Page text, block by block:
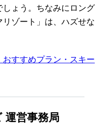
ょう。ちなみにロング
ゾート」は、ハズせな
すすめプラン・スキー
運営事務局